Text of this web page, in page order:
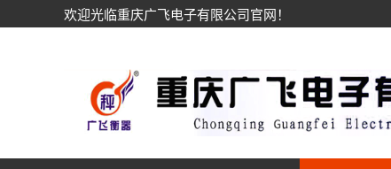
欢迎光临重庆广飞电子有限公司官网！